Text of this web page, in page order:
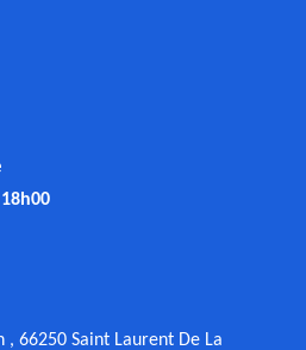
66250 Saint Laurent De La